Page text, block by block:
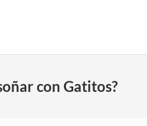
con Gatitos?